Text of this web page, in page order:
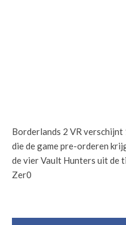
Borderlands 2 VR verschijnt
die de game pre-orderen
de vier Vault Hunters uit de
Zer0